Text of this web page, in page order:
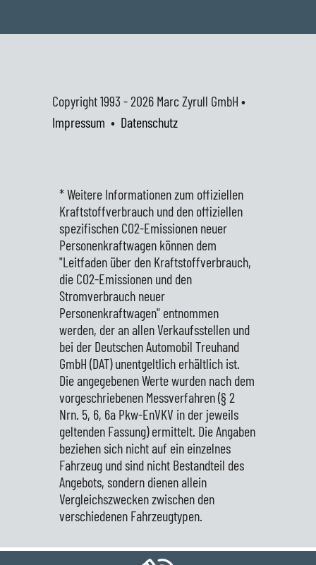
Copyright 1993 - 2026 Marc Zyrull GmbH •
Impressum • Datenschutz
* Weitere Informationen zum offiziellen
Kraftstoffverbrauch und den offiziellen
spezifischen CO2-Emissionen neuer
Personenkraftwagen können dem
"Leitfaden über den Kraftstoffverbrauch,
die CO2-Emissionen und den
Stromverbrauch neuer
Personenkraftwagen" entnommen
werden, der an allen Verkaufsstellen und
bei der Deutschen Automobil Treuhand
GmbH (DAT) unentgeltlich erhältlich ist.
Die angegebenen Werte wurden nach dem
vorgeschriebenen Messverfahren (§ 2
Nrn. 5, 6, 6a Pkw-EnVKV in der jeweils
geltenden Fassung) ermittelt. Die Angaben
beziehen sich nicht auf ein einzelnes
Fahrzeug und sind nicht Bestandteil des
Angebots, sondern dienen allein
Vergleichszwecken zwischen den
verschiedenen Fahrzeugtypen.